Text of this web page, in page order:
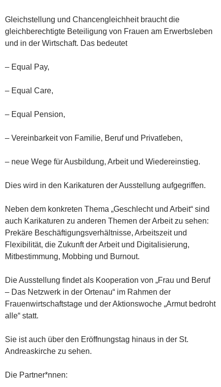
Gleichstellung und Chancengleichheit braucht die
gleichberechtigte Beteiligung von Frauen am Erwerbsleben
und in der Wirtschaft. Das bedeutet
– Equal Pay,
– Equal Care,
– Equal Pension,
– Vereinbarkeit von Familie, Beruf und Privatleben,
– neue Wege für Ausbildung, Arbeit und Wiedereinstieg.
Dies wird in den Karikaturen der Ausstellung aufgegriffen.
Neben dem konkreten Thema „Geschlecht und Arbeit“ sind
auch Karikaturen zu anderen Themen der Arbeit zu sehen:
Prekäre Beschäftigungsverhältnisse, Arbeitszeit und
Flexibilität, die Zukunft der Arbeit und Digitalisierung,
Mitbestimmung, Mobbing und Burnout.
Die Ausstellung findet als Kooperation von „Frau und Beruf
– Das Netzwerk in der Ortenau“ im Rahmen der
Frauenwirtschaftstage und der Aktionswoche „Armut bedroht
alle“ statt.
Sie ist auch über den Eröffnungstag hinaus in der St.
Andreaskirche zu sehen.
Die Partner*nnen: